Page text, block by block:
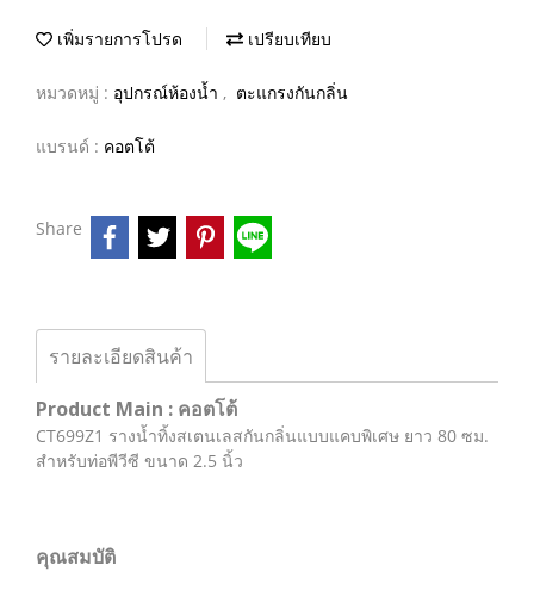
เพิ่มรายการโปรด เปรียบเทียบ
หมวดหมู่ : อุปกรณ์ห้องน้ำ , ตะแกรงกันกลิ่น
แบรนด์ : คอตโต้
Share
รายละเอียดสินค้า
Product Main : คอตโต้
CT699Z1 รางน้ำทิ้งสเตนเลสกันกลิ่นแบบแคบพิเศษ ยาว 80 ซม.
สำหรับท่อพีวีซี ขนาด 2.5 นิ้ว
คุณสมบัติ